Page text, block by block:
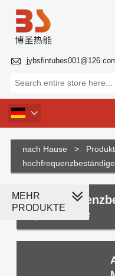


nach Hause >
spiralrohre
MEHR
PRODUKTE